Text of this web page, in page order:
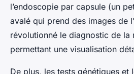
l’endoscopie par capsule (un
avalé qui prend des images de
révolutionné le diagnostic de la
permettant une visualisation
De plus, les tests génétiques et